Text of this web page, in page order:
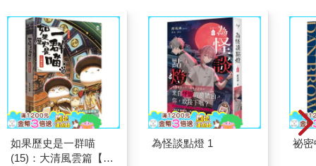
如果歷史是一群喵
(15)：大清風雲篇【萌
為怪談點燈 1 祕